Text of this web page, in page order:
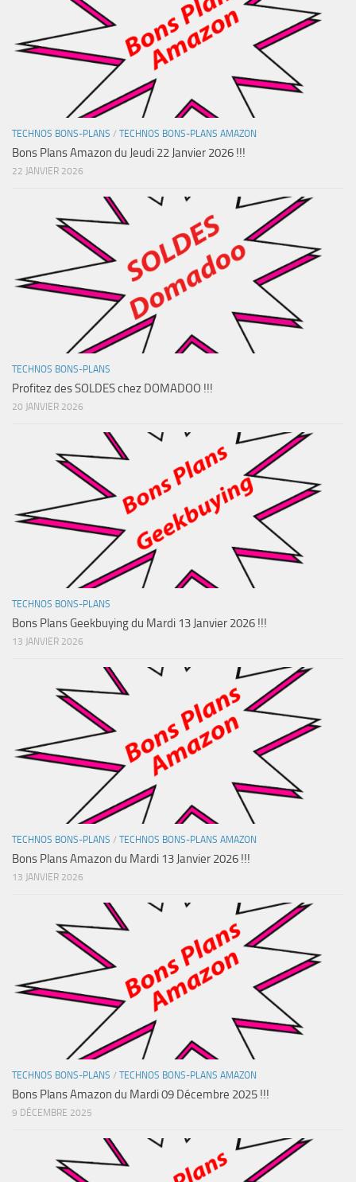
TECHNOS BONS-PLANS / TECHNOS BONS-PLANS AMAZON
Bons Plans Amazon du Jeudi 22 Janvier 2026 !!!
22 JANVIER 2026
TECHNOS BONS-PLANS
Profitez des SOLDES chez DOMADOO !!!
20 JANVIER 2026
TECHNOS BONS-PLANS
Bons Plans Geekbuying du Mardi 13 Janvier 2026 !!!
13 JANVIER 2026
TECHNOS BONS-PLANS / TECHNOS BONS-PLANS AMAZON
Bons Plans Amazon du Mardi 13 Janvier 2026 !!!
13 JANVIER 2026
TECHNOS BONS-PLANS / TECHNOS BONS-PLANS AMAZON
Bons Plans Amazon du Mardi 09 Décembre 2025 !!!
9 DÉCEMBRE 2025